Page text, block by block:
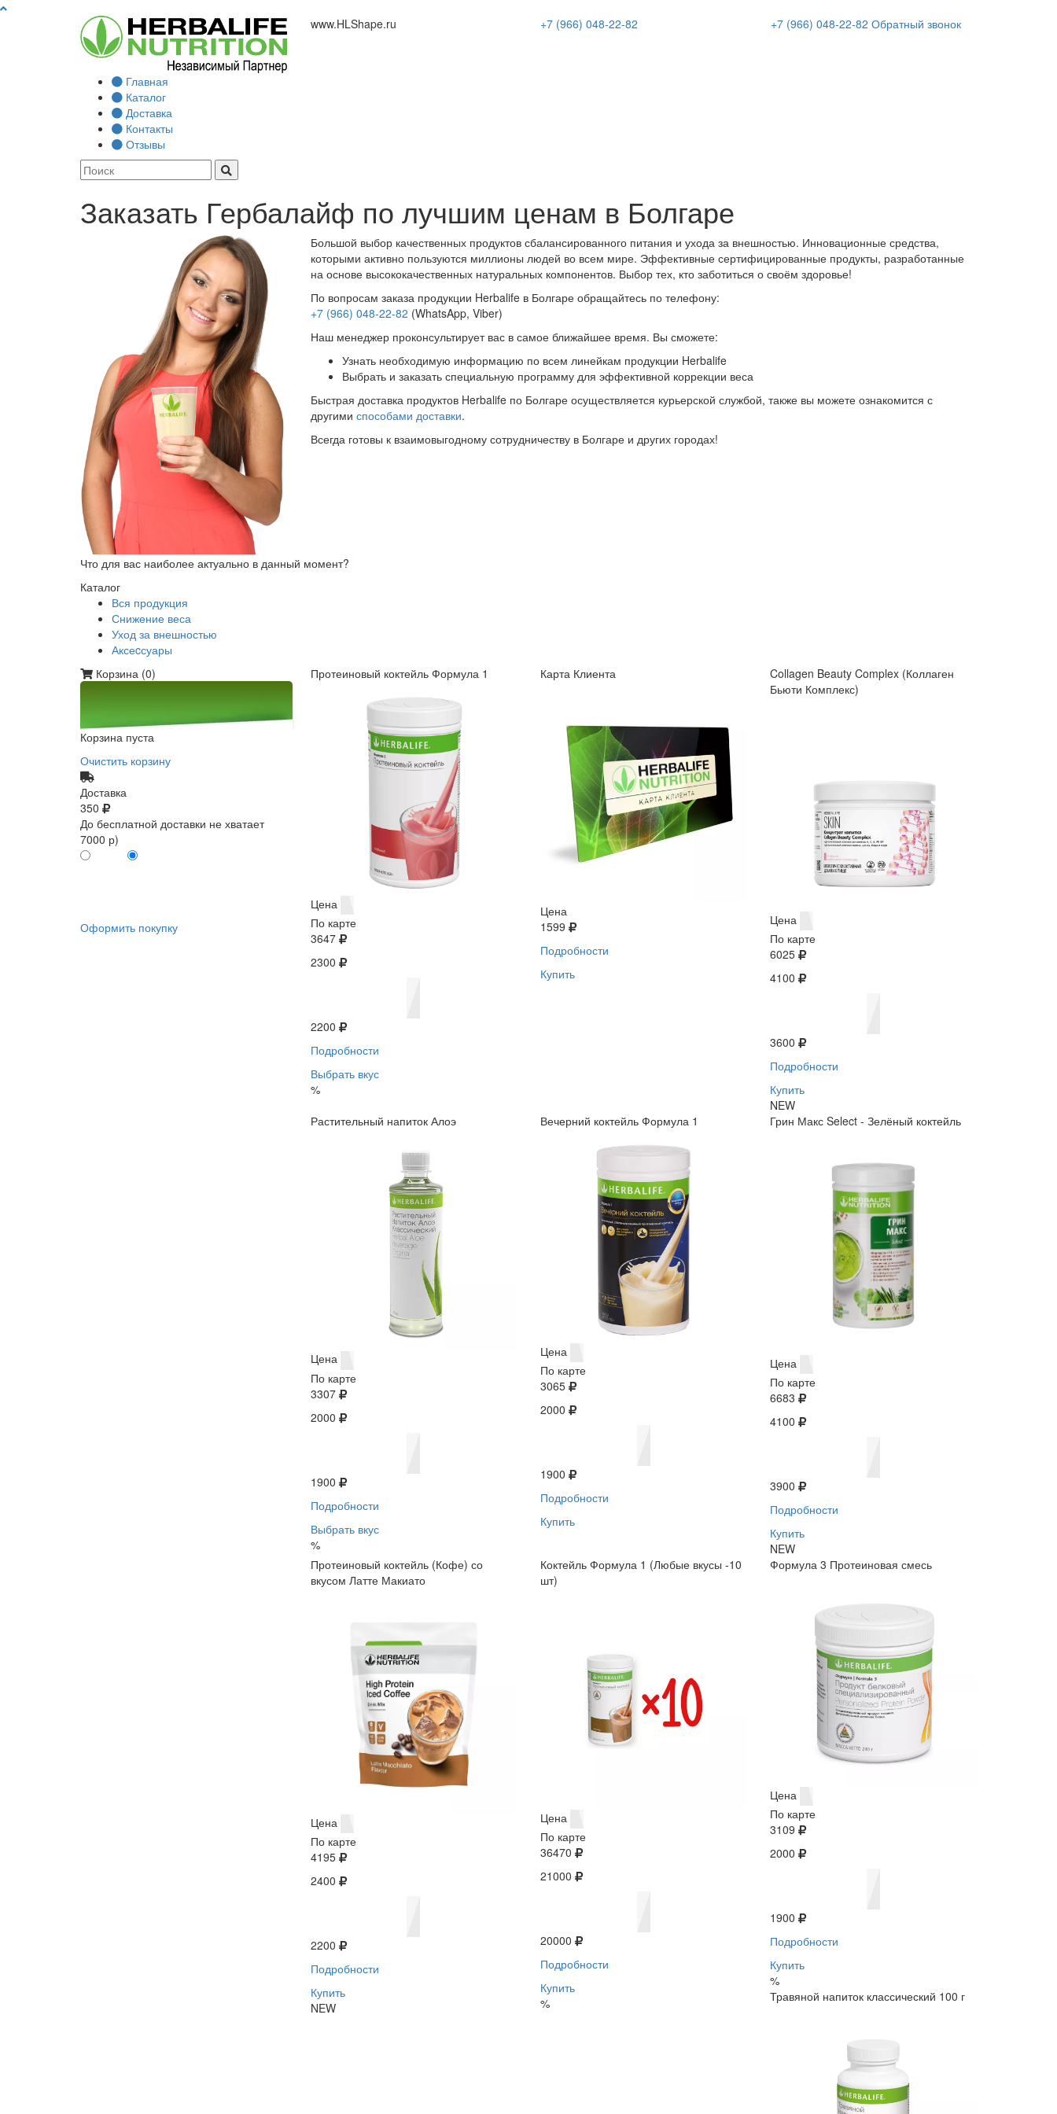
www.HLShape.ru +7 (966) 048-22-82 +7 (966) 048-22-82 Обратный звонок
Главная
Каталог
Доставка
Контакты
Отзывы
Заказать Гербалайф по лучшим ценам в Болгаре
Большой выбор качественных продуктов сбалансированного питания и ухода за внешностью. Инновационные средства,
которыми активно пользуются миллионы людей во всем мире. Эффективные сертифицированные продукты, разработанные
на основе высококачественных натуральных компонентов. Выбор тех, кто заботиться о своём здоровье!
По вопросам заказа продукции Herbalife в Болгаре обращайтесь по телефону:
+7 (966) 048-22-82 (WhatsApp, Viber)
Наш менеджер проконсультирует вас в самое ближайшее время. Вы сможете:
Узнать необходимую информацию по всем линейкам продукции Herbalife
Выбрать и заказать специальную программу для эффективной коррекции веса
Быстрая доставка продуктов Herbalife по Болгаре осуществляется курьерской службой, также вы можете ознакомится с
другими способами доставки.
Всегда готовы к взаимовыгодному сотрудничеству в Болгаре и других городах!
Что для вас наиболее актуально в данный момент?
Каталог
Вся продукция
Снижение веса
Уход за внешностью
Аксеcсуары
Корзина (0)
Корзина пуста
Очистить корзину
Доставка
350
До бесплатной доставки не хватает
7000 р)
Оформить покупку
Протеиновый коктейль Формула 1
Цена
По карте
3647
2300
2200
Подробности
Выбрать вкус
%
Карта Клиента
Цена
1599
Подробности
Купить
Collagen Beauty Complex (Коллаген
Бьюти Комплекс)
Цена
По карте
6025
4100
3600
Подробности
Купить
NEW
Растительный напиток Алоэ
Цена
По карте
3307
2000
1900
Подробности
Выбрать вкус
%
Вечерний коктейль Формула 1
Цена
По карте
3065
2000
1900
Подробности
Купить
Грин Макс Select - Зелёный коктейль
Цена
По карте
6683
4100
3900
Подробности
Купить
NEW
Протеиновый коктейль (Кофе) со
вкусом Латте Макиато
Цена
По карте
4195
2400
2200
Подробности
Купить
NEW
Коктейль Формула 1 (Любые вкусы -10
шт)
Цена
По карте
36470
21000
20000
Подробности
Купить
%
Формула 3 Протеиновая смесь
Цена
По карте
3109
2000
1900
Подробности
Купить
%
Травяной напиток классический 100 г